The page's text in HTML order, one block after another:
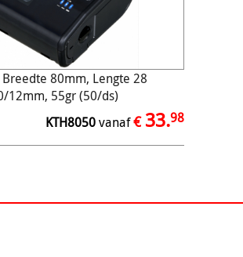
80mm, Lengte 28
12mm, 55gr (50/ds)
KTH8050vanaf€ 33.98